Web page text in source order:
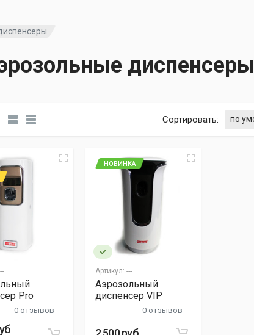
диспенсеры
Сортировать:
Pro
0 отзывов
Артикул: ---
НОВИНКА
Аэрозольный
диспенсер VIP
0 отзывов